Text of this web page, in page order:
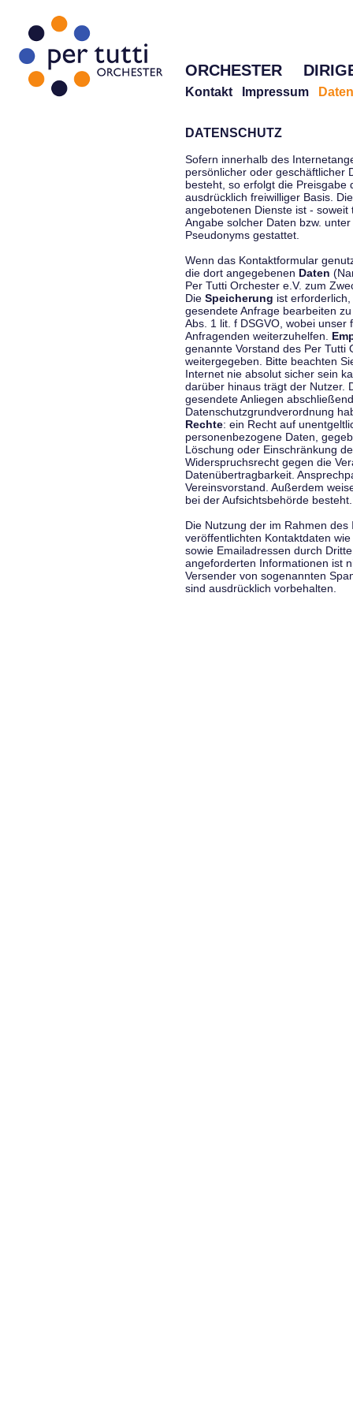
ORCHESTER
Kontakt Impressum
DATENSCHUTZ
Sofern innerhalb des
persönlicher oder geschäftlicher
besteht, so erfolgt die Preisgabe
ausdrücklich freiwilliger Basis.
angebotenen Dienste ist -
Angabe solcher Daten bzw.
Pseudonyms gestattet.
Wenn das Kontaktformular
die dort angegebenen Daten
Per Tutti Orchester e.V. zum
Die Speicherung ist
gesendete Anfrage bearbeiten
Abs. 1 lit. f DSGVO, wobei
Anfragenden weiterzuhelfen.
genannte Vorstand des Per Tutti
weitergegeben. Bitte beachten
Internet nie absolut sicher sein
darüber hinaus trägt der Nutzer.
gesendete Anliegen
Datenschutzgrundverordnung
Rechte: ein Recht auf
personenbezogene Daten,
Löschung oder Einschränkung
Widerspruchsrecht gegen die
Datenübertragbarkeit.
Vereinsvorstand. Außerdem
bei der Aufsichtsbehörde besteht.
Die Nutzung der im Rahmen
veröffentlichten Kontaktdaten
sowie Emailadressen durch
angeforderten Informationen ist
Versender von sogenannten
sind ausdrücklich vorbehalten.